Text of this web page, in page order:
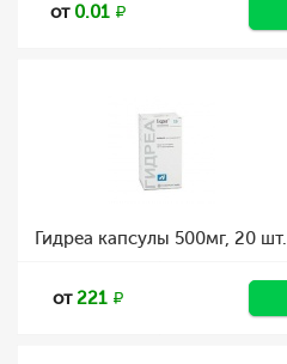
от 0.01
Гидреа капсулы 500мг, 20 шт.
от221